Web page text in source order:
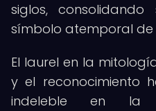
siglos,
símbolo atemporal de
El laurel en la
y el reconocimiento
indeleble en la